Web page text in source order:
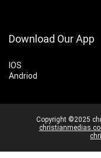
Download Our App
IOS
Andriod
Copyright ©2025